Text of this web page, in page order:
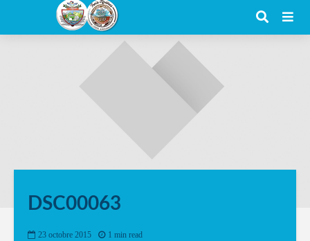
DSC00063
23 octobre 2015 1 min read